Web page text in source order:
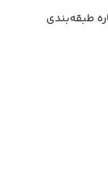
طبقه‌بندی